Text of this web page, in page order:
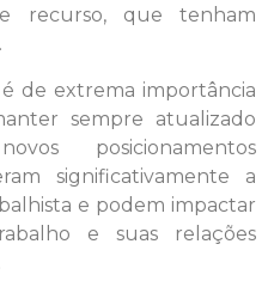
recurso, que tenham
de extrema importância
sempre atualizado
posicionamentos
significativamente a
e podem impactar
e suas relações